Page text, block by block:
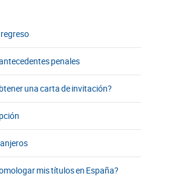
penales
una carta de invitación?
mis títulos en España?